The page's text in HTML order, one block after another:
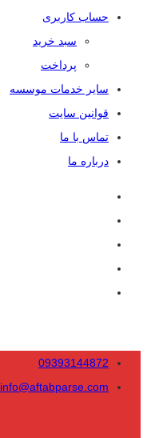
حساب کاربری
سبد خرید
پرداخت
سایر خدمات موسسه
قوانین سایت
تماس با ما
درباره ما
09393144872
info@aftabparse.com